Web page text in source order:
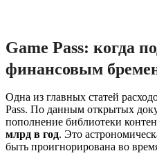
Game Pass: когда
финансовым
Одна из главных статей
Pass. По данным открытых
пополнение библиотеки
млрд в год. Это
быть проигнорирована во